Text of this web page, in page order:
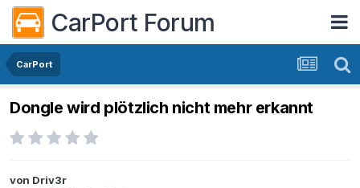
CarPort Forum
CarPort
Dongle wird plötzlich nicht mehr erkannt
von Driv3r